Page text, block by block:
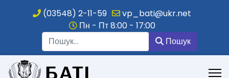
(03548) 2-11-59
vp_bati@ukr.net
Пн - Пт 8:00 - 17:00
Пошук
.